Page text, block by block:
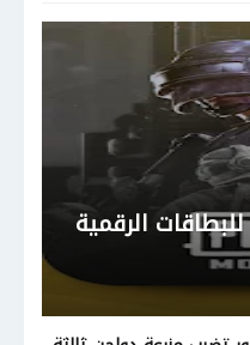
الرقمية